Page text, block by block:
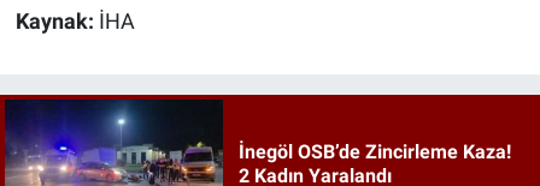
Kaynak: İHA
İnegöl OSB’de Zincirleme Kaza!
2 Kadın Yaralandı